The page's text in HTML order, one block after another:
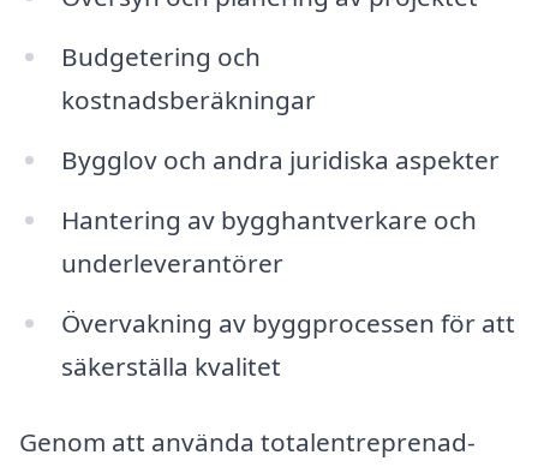
Budgetering och
kostnadsberäkningar
Bygglov och andra juridiska aspekter
Hantering av bygghantverkare och
underleverantörer
Övervakning av byggprocessen för att
säkerställa kvalitet
Genom att använda totalentreprenad-